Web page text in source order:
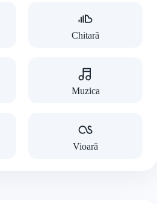
Chitară
Muzica
Vioară